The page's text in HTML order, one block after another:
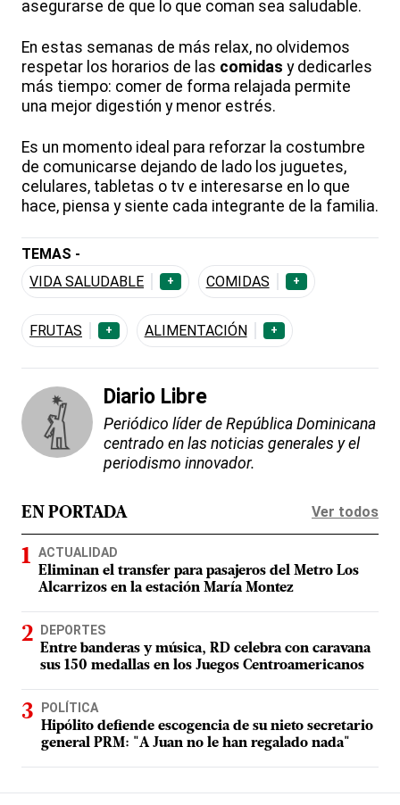
asegurarse de que lo que coman sea saludable.
En estas semanas de más relax, no olvidemos
respetar los horarios de las comidas y dedicarles
más tiempo: comer de forma relajada permite
una mejor digestión y menor estrés.
Es un momento ideal para reforzar la costumbre
de comunicarse dejando de lado los juguetes,
celulares, tabletas o tv e interesarse en lo que
hace, piensa y siente cada integrante de la familia.
TEMAS -
VIDA SALUDABLE
+ COMIDAS +
FRUTAS + ALIMENTACIÓN +
Diario Libre
Periódico líder de República Dominicana
centrado en las noticias generales y el
periodismo innovador.
EN PORTADA Ver todos
ACTUALIDAD
Eliminan el transfer para pasajeros del Metro Los
Alcarrizos en la estación María Montez
DEPORTES
Entre banderas y música, RD celebra con caravana
sus 150 medallas en los Juegos Centroamericanos
POLÍTICA
Hipólito defiende escogencia de su nieto secretario
general PRM: "A Juan no le han regalado nada"